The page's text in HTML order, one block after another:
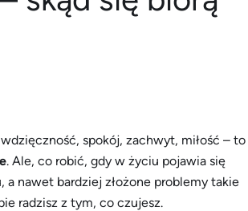
spokój, zachwyt, miłość – to
. Ale, co robić, gdy w życiu pojawia się
nawet bardziej złożone problemy takie
radzisz z tym, co czujesz.